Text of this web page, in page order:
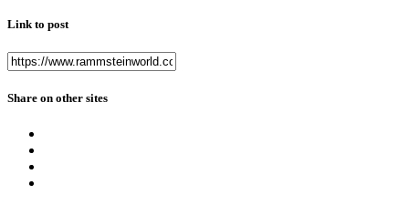
Link to post
Share on other sites